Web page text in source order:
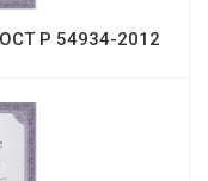
Р 54934-2012